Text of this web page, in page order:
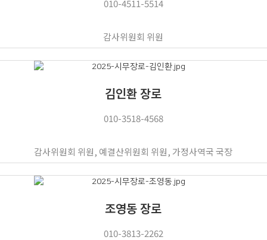
010-4511-5514
감사위원회 위원
김인환 장로
010-3518-4568
감사위원회 위원, 예결산위원회 위원, 가정사역국 국장
조영동 장로
010-3813-2262